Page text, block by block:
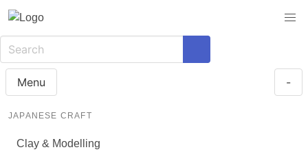
Menu -
JAPANESE CRAFT
Clay & Modelling